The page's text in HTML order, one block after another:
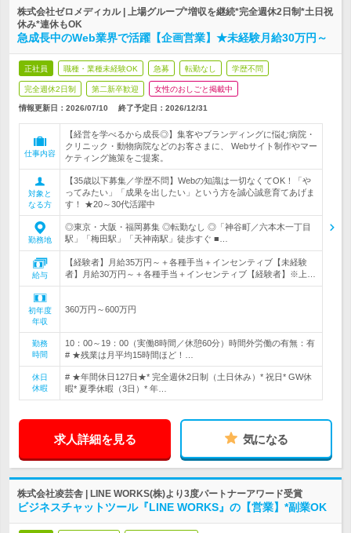
株式会社ゼロメディカル | 上場グループ*増収を継続*完全週休2日制*土日祝
休み*連休もOK
急成長中のWeb業界で活躍【企画営業】★未経験月給30万円～
正社員 職種・業種未経験OK 急募 転勤なし 学歴不問
完全週休2日制 第二新卒歓迎 女性のおしごと掲載中
情報更新日：2026/07/10 終了予定日： 2026/12/31
仕事内容
【経営を学べるから成長◎】集客やブランディングに悩む病院・
クリニック・動物病院などのお客さまに、 Webサイト制作やマー
ケティング施策をご提案。
対象と
なる方
【35歳以下募集／学歴不問】Webの知識は一切なくてOK！「や
ってみたい」「成果を出したい」という方を誠心誠意育てあげま
す！ ★20～30代活躍中
勤務地
◎東京・大阪・福岡募集 ◎転勤なし ◎「神谷町／六本木一丁目
駅」「梅田駅」「天神南駅」徒歩すぐ ■…
給与
【経験者】月給35万円～＋各種手当＋インセンティブ【未経験
者】月給30万円～＋各種手当＋インセンティブ【経験者】※上…
初年度
年収
360万円～600万円
勤務
時間
10：00～19：00（実働8時間／休憩60分）時間外労働の有無：有
# ★残業は月平均15時間ほど！…
休日
休暇
# ★年間休日127日★* 完全週休2日制（土日休み）* 祝日* GW休
暇* 夏季休暇（3日）* 年…
求人詳細を見る 気になる
株式会社凌芸舎 | LINE WORKS(株)より3度パートナーアワード受賞
ビジネスチャットツール『LINE WORKS』の【営業】*副業OK